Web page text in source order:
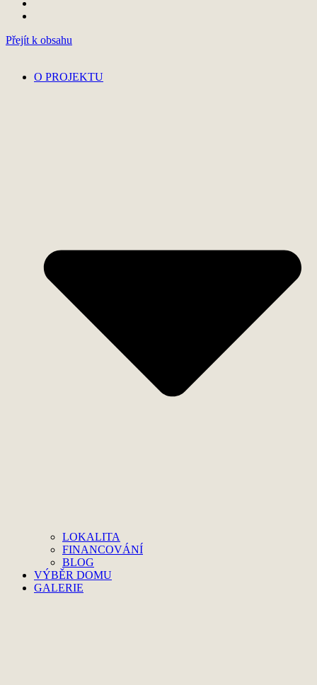
Přejít k obsahu
O PROJEKTU
LOKALITA
FINANCOVÁNÍ
BLOG
VÝBĚR DOMU
GALERIE